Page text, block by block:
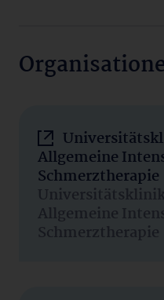
Allgemeine
Schmerztherapie
Allgemeine
Schmerztherapie